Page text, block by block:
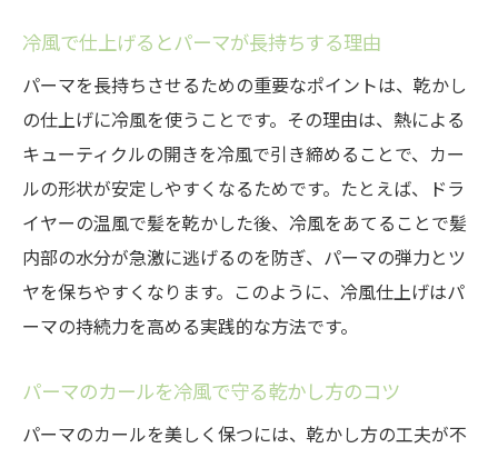
リット
夜に乾かすだけでパーマが変わる理由
夜にパーマを乾かす習慣で持ちがアップす
る理由
寝る前のパーマケアが翌朝の仕上がりに効
くポイント
夜にパーマを自然乾燥するリスクと対策法
パーマは夜乾かすことでカールを美しくキ
パーマの夜ケアで朝のボサボサを防ぐ方法
パーマを長持ちさせる夜の乾かし方のコツ
冷風で仕上げるとパーマが長持ちする理由
パーマを長持ちさせるための重要なポイントは、乾かし
の仕上げに冷風を使うことです。その理由は、熱による
キューティクルの開きを冷風で引き締めることで、カー
ルの形状が安定しやすくなるためです。たとえば、ドラ
イヤーの温風で髪を乾かした後、冷風をあてることで髪
内部の水分が急激に逃げるのを防ぎ、パーマの弾力とツ
ヤを保ちやすくなります。このように、冷風仕上げはパ
ーマの持続力を高める実践的な方法です。
パーマのカールを冷風で守る乾かし方のコツ
パーマのカールを美しく保つには、乾かし方の工夫が不